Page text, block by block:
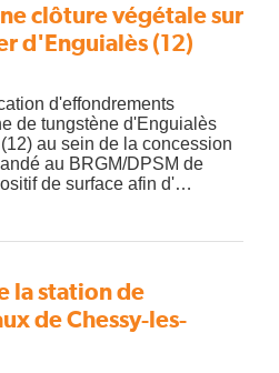
clôture végétale sur
d'Enguialès (12)
d'effondrements
de tungstène d'Enguialès
au sein de la concession
au BRGM/DPSM de
de surface afin d'…
la station de
de Chessy-les-